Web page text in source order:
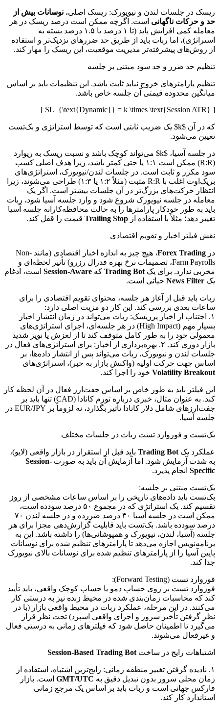
ریسک در جلسات لندن و نیویورک: ریسک اصلی، نوسانات بیش از
حد و حرکات ناگهانی است. اگرچه ممکن است درصد ریسک در هر
معامله کمی افزایش یابد (تا ۱ درصد یا ۱.۵ درصد بسته به
استراتژی)، اما ربات باید از طریق حد ضررهای نزدیک‌تر و استفاده
از روش‌های پیشرفته‌تر مدیریت موقعیت، این ریسک را مهار کند.
تنظیم حد ضرر و حد سود مبتنی بر جلسه
تنظیم پارامترهای خروج نباید ثابت باشد. این تنظیمات باید بر اساس
میانگین محدوده قیمتی آن جلسه خاص باشد.
[ SL_{\text{Dynamic}} = k \times \text{Session ATR} ]
که در آن $k$ یک ضریب ثابتی است که توسط استراتژی و بک‌تست
تعیین می‌شود.
در جلسه آسیا، $k$ می‌تواند کوچک باشد و نسبت ریسک به ریوارد
(R:R) ممکن است ۱:۱ یا حتی کمتر باشد، زیرا هدف اصلی کسب
سود مکرر و ثابت است. در جلسات لندن/نیویورک، استراتژی‌های
بریک‌اوت اغلب با R:R مثبت (مثلاً ۱:۲ یا ۱:۳) طراحی می‌شوند، زیرا
انتظار حرکت‌های بزرگ‌تر در آن جلسات بیشتر است. اگر یک
معامله در جلسه نیویورک شروع شود و وارد جلسه آسیا شود، ربات
باید به طور خودکار پارامترها را به حالت محافظه‌کارانه جلسه آسیا
تغییر دهد؛ مثلاً با استفاده از Trailing Stop قیمت را قفل کند.
نقش فیلتر اخبار و تقویم اقتصادی
در Forex Trading
، هیچ چیز به اندازه اخبار اقتصادی (مانند Non-
Farm Payrolls، تصمیمات نرخ بهره فدرال رزرو) تأثیر لحظه‌ای و
مخربی ندارد. برای یک Trading Bot که Session-Aware است، ادغام
یک News Filter حیاتی است.
ربات باید قبل از آغاز هر جلسه، محتوای تقویم اقتصادی را برای
ساعات بعدی بررسی کند. این کار دو مزیت اصلی دارد:
۱. اجتناب از اخبار پرریسک: ربات می‌تواند در زمان انتشار اخبار
بسیار مهم (High Impact) در هر جلسه‌ای، اجرای استراتژی‌های
معمولی خود را به طور کامل متوقف کند تا از لغزش یا نویز شدید
بازار دوری کند. ۲. بهره‌برداری از اخبار: برای استراتژی‌های فعال در
جلسات لندن و نیویورک، ربات می‌تواند پس از انتشار داده‌ها، بر
اساس جهت حرکت اولیه (واکنش بازار به خبر)، استراتژی‌های
Volatility Breakout خود را اجرا کند.
این فیلتر باید به طور خاص بر اساس جفت‌ارز فعال در آن لحظه کار
کند. به عنوان مثال، خبری درباره تورم کانادا (CAD) تنها باید بر
جفت‌ارزهای شامل دلار کانادا تأثیر بگذارد، نه لزوماً بر EUR/JPY در
جلسه آسیا.
بک‌تست و فوروارد تست ربات در جلسات مختلف
عملکرد یک Trading Bot باید قبل از استقرار در بازار واقعی (لایو)،
به شدت آزمایش شود. اما آزمایش آن باید به صورت Session-
Specific انجام پذیرد.
بک‌تست مبتنی بر جلسه:
بک‌تست باید داده‌های تاریخی را بر اساس ساعات مشخصی از روز
تقسیم کند. یک استراتژی که در مجموع ۵۰ درصد سودده است،
ممکن است در جلسه آسیا ۳۰ درصد ضررده و در جلسه لندن ۷۰
درصد سودده باشد. بک‌تست باید قابلیت گزارش‌دهی مجزا برای هر
جلسه (آسیا، لندن، نیویورک و همپوشانی‌ها) را داشته باشد. این به
برنامه‌نویس اجازه می‌دهد تا پارامترهای تنظیم شده برای نوسانات
پایین آسیا را از پارامترهای تنظیم شده برای نوسانات بالای نیویورک
جدا کند.
فوروارد تست (Forward Testing):
فوروارد تست بر روی حساب دمو یا حساب کوچک واقعی، باید تأیید
کند که محاسبات زمان‌بندی شده در محیط زنده نیز به درستی کار
می‌کنند. در این مرحله، عملکرد ربات در محیط واقعی بازار (با در
نظر گرفتن تأخیر سرور و اجرای واقعی اسپرد) تحت نظر قرار
می‌گیرد تا اطمینان حاصل شود که فیلترهای زمانی به درستی فعال
و غیرفعال می‌شوند.
اشتباهات رایج در ساخت Session-Based Trading Bot
۱. نادیده گرفتن تغییر منطقه زمانی: رایج‌ترین اشتباه، استفاده از
زمان محلی سرور بدون تبدیل دقیق به GMT/UTC است. بازار
فارکس جهانی است و ربات باید بر اساس یک مرجع زمانی
استاندارد کار کند.